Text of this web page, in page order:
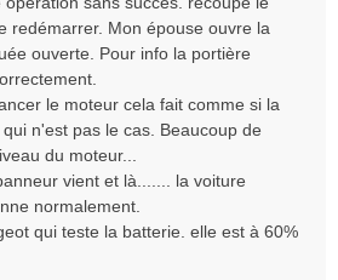
redémarrer. Mon épouse ouvre la
ouverte. Pour info la portière
le moteur cela fait comme si la
n'est pas le cas. Beaucoup de
du moteur...
vient et là....... la voiture
normalement.
qui teste la batterie. elle est à 60%